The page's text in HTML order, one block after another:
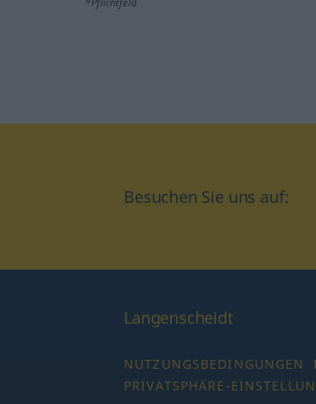
Besuchen Sie uns auf:
Langenscheidt
NUTZUNGSBEDINGUNGEN
PRIVATSPHÄRE-